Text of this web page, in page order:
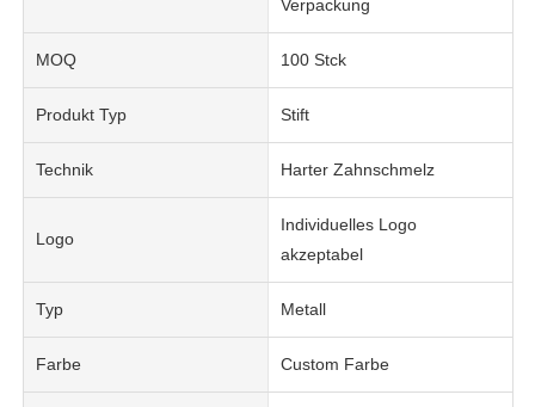
Verpackung
MOQ 100 Stck
Produkt Typ Stift
Technik Harter Zahnschmelz
Logo
Individuelles Logo
akzeptabel
Typ Metall
Farbe Custom Farbe